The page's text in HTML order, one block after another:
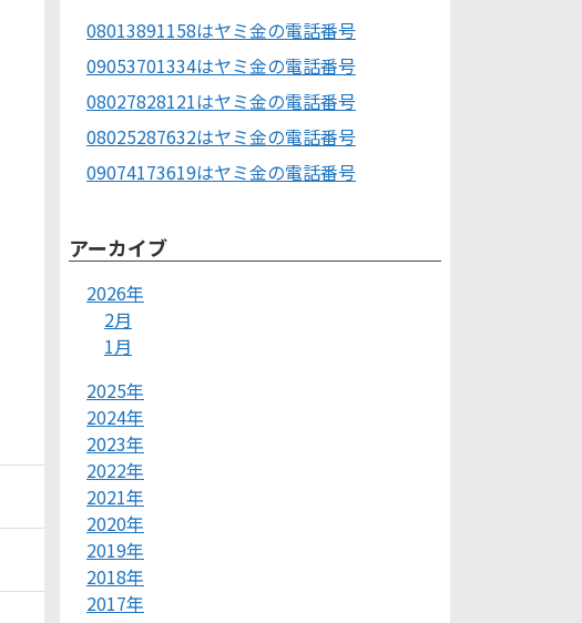
08013891158はヤミ金の電話番号
09053701334はヤミ金の電話番号
08027828121はヤミ金の電話番号
08025287632はヤミ金の電話番号
09074173619はヤミ金の電話番号
アーカイブ
2026年
2月
1月
2025年
2024年
2023年
2022年
2021年
2020年
2019年
2018年
2017年